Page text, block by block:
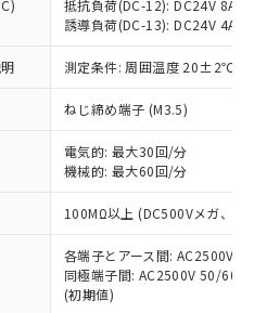
抵抗負荷(DC-12): DC24V 8A/
誘導負荷(DC-13): DC24V 4A/
測定条件: 周囲温度 20±2℃、
ねじ締め端子 (M3.5)
電気的: 最大30回/分
機械的: 最大60回/分
100MΩ以上 (DC500Vメガ、点
各端子とアース間: AC2500V
同極端子間: AC2500V 50/
(初期値)
当社制御機器事業取扱
状況および標準価格
せていただくもので
業取扱商品の中には、
象外となる商品もある
ださい。
標準価格照会結果は、
り替える予定のある
指令（10物質）の
で、対応品を出す予
指令（10物質）の
査中または確認中の
い商品です。
、非含有部品として
判明した場合などや
があります。
含有率が中国RoHSの
を示します。
含有率が中国RoHSの
とを示します。
当社販売部門へお問
貴社製品のうち、外国
貿易法に定める商品